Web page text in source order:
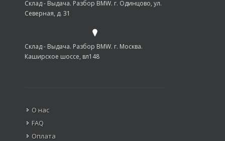
Склад - Выдача. Разбор BMW. г. Одинцово, ул.
Северная, д. 31
Склад - Выдача. Разбор BMW. г. Москва.
Каширское шоссе, вл148
О нас
FAQ
Оплата